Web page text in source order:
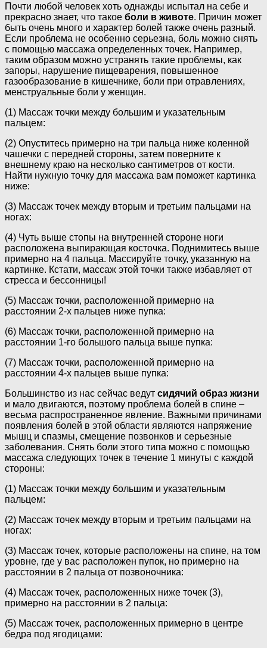
Почти любой человек хоть однажды испытал на себе и
прекрасно знает, что такое боли в животе. Причин может
быть очень много и характер болей также очень разный.
Если проблема не особенно серьезна, боль можно снять
с помощью массажа определенных точек. Например,
таким образом можно устранять такие проблемы, как
запоры, нарушение пищеварения, повышенное
газообразование в кишечнике, боли при отравлениях,
менструальные боли у женщин.
(1) Массаж точки между большим и указательным
пальцем:
(2) Опуститесь примерно на три пальца ниже коленной
чашечки с передней стороны, затем поверните к
внешнему краю на несколько сантиметров от кости.
Найти нужную точку для массажа вам поможет картинка
ниже:
(3) Массаж точек между вторым и третьим пальцами на
ногах:
(4) Чуть выше стопы на внутренней стороне ноги
расположена выпирающая косточка. Поднимитесь выше
примерно на 4 пальца. Массируйте точку, указанную на
картинке. Кстати, массаж этой точки также избавляет от
стресса и бессонницы!
(5) Массаж точки, расположенной примерно на
расстоянии 2-х пальцев ниже пупка:
(6) Массаж точки, расположенной примерно на
расстоянии 1-го большого пальца выше пупка:
(7) Массаж точки, расположенной примерно на
расстоянии 4-х пальцев выше пупка:
Большинство из нас сейчас ведут сидячий образ жизни
и мало двигаются, поэтому проблема болей в спине –
весьма распространенное явление. Важными причинами
появления болей в этой области являются напряжение
мышц и спазмы, смещение позвонков и серьезные
заболевания. Снять боли этого типа можно с помощью
массажа следующих точек в течение 1 минуты с каждой
стороны:
(1) Массаж точки между большим и указательным
пальцем:
(2) Массаж точек между вторым и третьим пальцами на
ногах:
(3) Массаж точек, которые расположены на спине, на том
уровне, где у вас расположен пупок, но примерно на
расстоянии в 2 пальца от позвоночника:
(4) Массаж точек, расположенных ниже точек (3),
примерно на расстоянии в 2 пальца:
(5) Массаж точек, расположенных примерно в центре
бедра под ягодицами: